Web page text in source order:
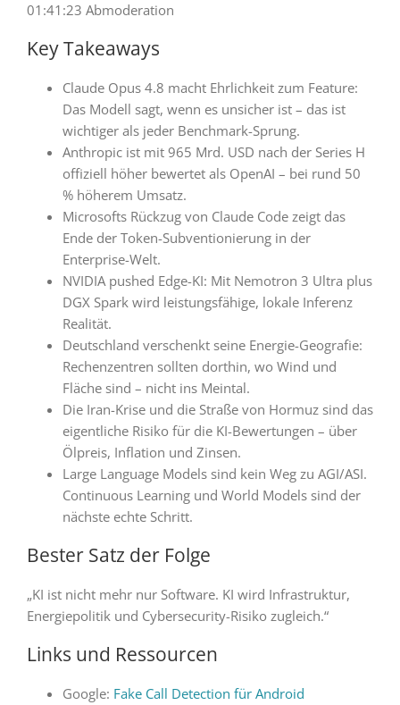
01:41:23 Abmoderation
Key Takeaways
Claude Opus 4.8 macht Ehrlichkeit zum Feature:
Das Modell sagt, wenn es unsicher ist – das ist
wichtiger als jeder Benchmark-Sprung.
Anthropic ist mit 965 Mrd. USD nach der Series H
offiziell höher bewertet als OpenAI – bei rund 50
% höherem Umsatz.
Microsofts Rückzug von Claude Code zeigt das
Ende der Token-Subventionierung in der
Enterprise-Welt.
NVIDIA pushed Edge-KI: Mit Nemotron 3 Ultra plus
DGX Spark wird leistungsfähige, lokale Inferenz
Realität.
Deutschland verschenkt seine Energie-Geografie:
Rechenzentren sollten dorthin, wo Wind und
Fläche sind – nicht ins Meintal.
Die Iran-Krise und die Straße von Hormuz sind das
eigentliche Risiko für die KI-Bewertungen – über
Ölpreis, Inflation und Zinsen.
Large Language Models sind kein Weg zu AGI/ASI.
Continuous Learning und World Models sind der
nächste echte Schritt.
Bester Satz der Folge
„KI ist nicht mehr nur Software. KI wird Infrastruktur,
Energiepolitik und Cybersecurity-Risiko zugleich.“
Links und Ressourcen
Google: Fake Call Detection für Android